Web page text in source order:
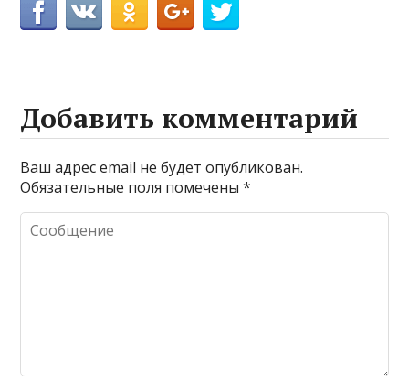
Добавить комментарий
Ваш адрес email не будет опубликован.
Обязательные поля помечены*